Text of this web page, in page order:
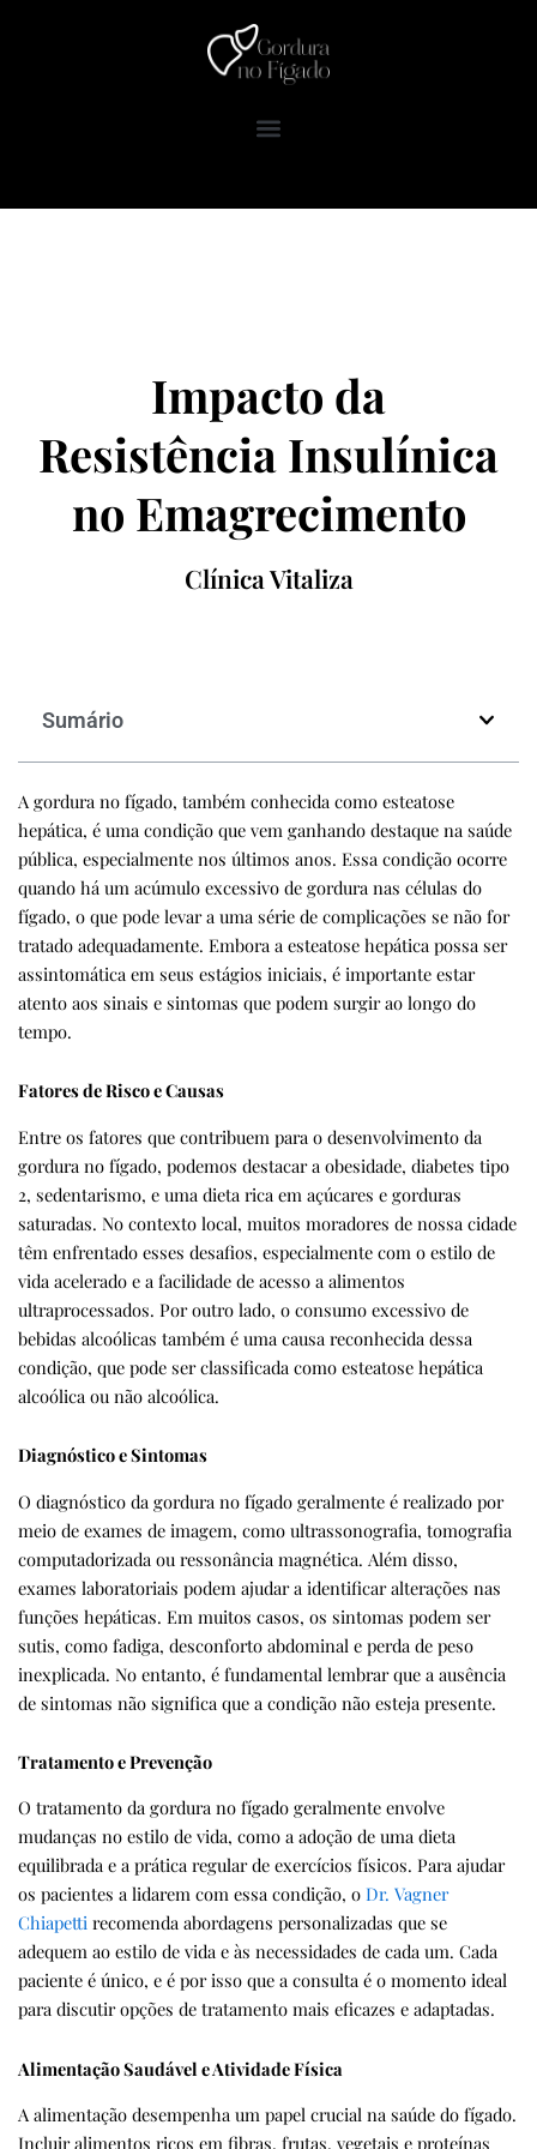
Impacto da
Resistência Insulínica
no Emagrecimento
Clínica Vitaliza
Sumário
A gordura no fígado, também conhecida como esteatose
hepática, é uma condição que vem ganhando destaque na saúde
pública, especialmente nos últimos anos. Essa condição ocorre
quando há um acúmulo excessivo de gordura nas células do
fígado, o que pode levar a uma série de complicações se não for
tratado adequadamente. Embora a esteatose hepática possa ser
assintomática em seus estágios iniciais, é importante estar
atento aos sinais e sintomas que podem surgir ao longo do
tempo.
Fatores de Risco e Causas
Entre os fatores que contribuem para o desenvolvimento da
gordura no fígado, podemos destacar a obesidade, diabetes tipo
2, sedentarismo, e uma dieta rica em açúcares e gorduras
saturadas. No contexto local, muitos moradores de nossa cidade
têm enfrentado esses desafios, especialmente com o estilo de
vida acelerado e a facilidade de acesso a alimentos
ultraprocessados. Por outro lado, o consumo excessivo de
bebidas alcoólicas também é uma causa reconhecida dessa
condição, que pode ser classificada como esteatose hepática
alcoólica ou não alcoólica.
Diagnóstico e Sintomas
O diagnóstico da gordura no fígado geralmente é realizado por
meio de exames de imagem, como ultrassonografia, tomografia
computadorizada ou ressonância magnética. Além disso,
exames laboratoriais podem ajudar a identificar alterações nas
funções hepáticas. Em muitos casos, os sintomas podem ser
sutis, como fadiga, desconforto abdominal e perda de peso
inexplicada. No entanto, é fundamental lembrar que a ausência
de sintomas não significa que a condição não esteja presente.
Tratamento e Prevenção
O tratamento da gordura no fígado geralmente envolve
mudanças no estilo de vida, como a adoção de uma dieta
equilibrada e a prática regular de exercícios físicos. Para ajudar
os pacientes a lidarem com essa condição, o Dr. Vagner
Chiapettirecomenda abordagens personalizadas que se
adequem ao estilo de vida e às necessidades de cada um. Cada
paciente é único, e é por isso que a consulta é o momento ideal
para discutir opções de tratamento mais eficazes e adaptadas.
Alimentação Saudável e Atividade Física
A alimentação desempenha um papel crucial na saúde do fígado.
Incluir alimentos ricos em fibras, frutas, vegetais e proteínas